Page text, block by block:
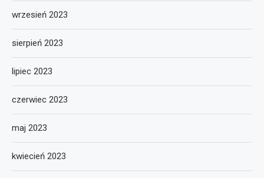
wrzesień 2023
sierpień 2023
lipiec 2023
czerwiec 2023
maj 2023
kwiecień 2023